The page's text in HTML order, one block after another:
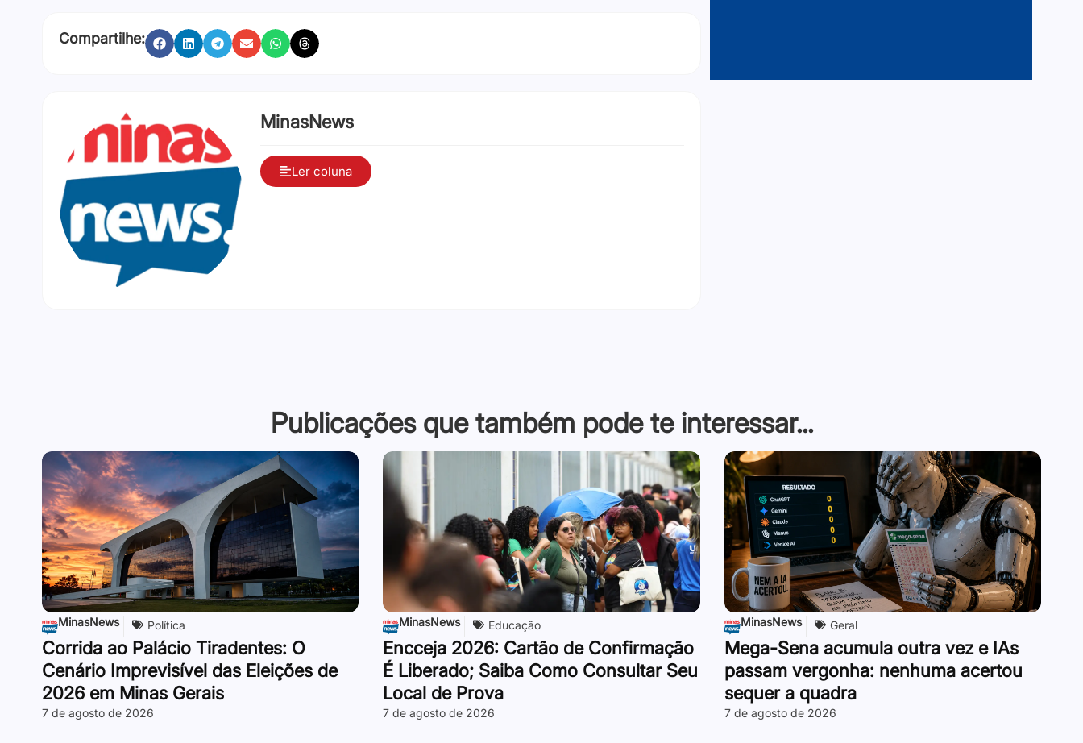
Compartilhe:
MinasNews
Ler coluna
Publicações que também pode te interessar...
MinasNews Política
Corrida ao Palácio Tiradentes: O
Cenário Imprevisível das Eleições de
2026 em Minas Gerais
7 de agosto de 2026
MinasNews Educação
Encceja 2026: Cartão de Confirmação
É Liberado; Saiba Como Consultar Seu
Local de Prova
7 de agosto de 2026
MinasNews Geral
Mega-Sena acumula outra vez e IAs
passam vergonha: nenhuma acertou
sequer a quadra
7 de agosto de 2026